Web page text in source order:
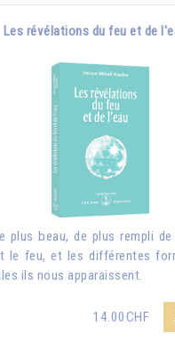
Les révélations du feu et de
plus beau, de plus rempli
le feu, et les différentes
ils nous apparaissent.
14.00CHF